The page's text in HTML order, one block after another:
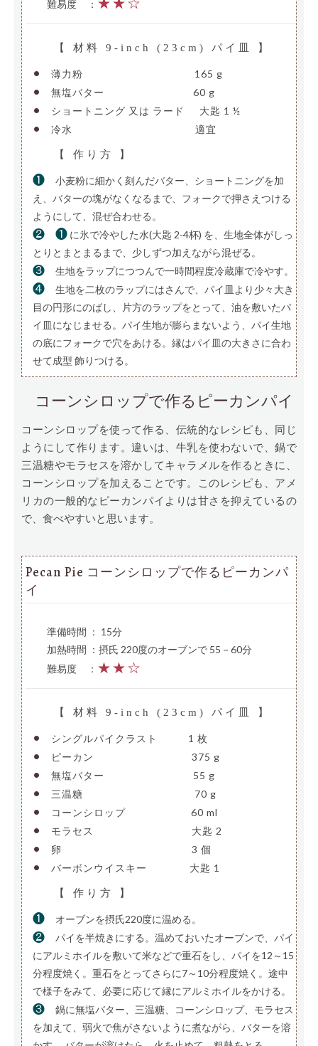
難易度
：
【 材料 9-inch (23cm) パイ皿 】
• 薄力粉 165 g
• 無塩バター 60 g
• ショートニング 又は ラード 大匙 1 ½
• 冷水 適宜
【 作り方 】
❶
小麦粉に細かく刻んだバター、ショートニングを加
え、バターの塊がなくなるまで、フォークで押さえつける
ようにして、混ぜ合わせる。
❷ ❶ に氷で冷やした水(大匙 2-4杯) を、生地全体がしっ
とりとまとまるまで、少しずつ加えながら混ぜる。
❸ 生地をラップにつつんで一時間程度冷蔵庫で冷やす。
❹
生地を二枚のラップにはさんで、パイ皿より少々大き
目の円形にのばし、片方のラップをとって、油を敷いたパ
イ皿になじませる。パイ生地が膨らまないよう、パイ生地
の底にフォークで穴をあける。縁はパイ皿の大きさに合わ
せて成型 飾りつける。
コーンシロップで作るピーカンパイ
コーンシロップを使って作る、伝統的なレシピも、同じ
ようにして作ります。違いは、牛乳を使わないで、鍋で
三温糖やモラセスを溶かしてキャラメルを作るときに、
コーンシロップを加えることです。このレシピも、アメ
リカの一般的なピーカンパイよりは甘さを抑えているの
で、食べやすいと思います。
Pecan Pie コーンシロップで作るピーカンパ
イ
準備時間 ： 15分
加熱時間 ：摂氏 220度のオーブンで 55－60分
難易度
： ★★☆
【 材料 9-inch (23cm) パイ皿 】
• シングルパイクラスト 1 枚
• ピーカン 375 g
• 無塩バター 55 g
• 三温糖 70 g
• コーンシロップ 60 ml
• モラセス 大匙 2
• 卵 3 個
• バーボンウイスキー 大匙 1
【 作り方 】
❶ オーブンを摂氏220度に温める。
❷
パイを半焼きにする。温めておいたオーブンで、パイ
にアルミホイルを敷いて米などで重石をし、パイを12～15
分程度焼く。重石をとってさらに7～10分程度焼く。途中
で様子をみて、必要に応じて縁にアルミホイルをかける。
❸
鍋に無塩バター、三温糖、コーンシロップ、モラセス
を加えて、弱火で焦がさないように煮ながら、バターを溶